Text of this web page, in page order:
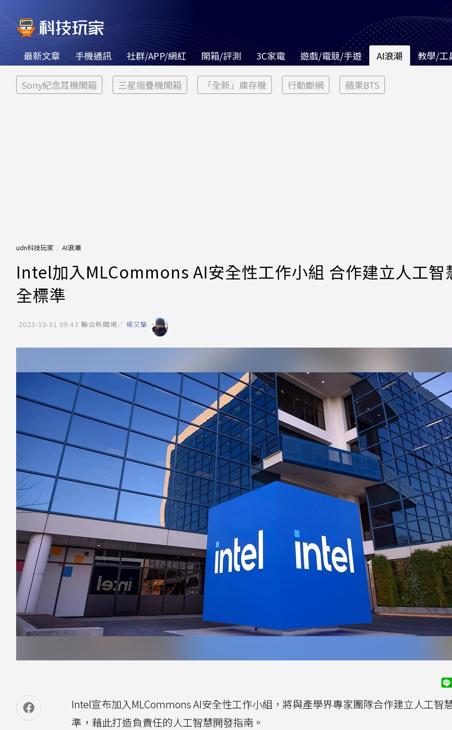
最新文章 手機通訊 社群/APP/網紅 開箱/評測 3C家電 遊戲/電競/手遊 AI浪潮 教學/工
Sony紀念耳機開箱 三星摺疊機開箱 「全新」庫存機 行動斷網 蘋果BTS
udn科技玩家 AI浪潮
Intel加入MLCommons AI安全性工作小組 合作建立人工智
全標準
2023-10-31 09:43 聯合新聞網／ 楊又肇
Intel宣布加入MLCommons AI安全性工作小組，將與產學界專家團隊合作建立人工智
準，藉此打造負責任的人工智慧開發指南。